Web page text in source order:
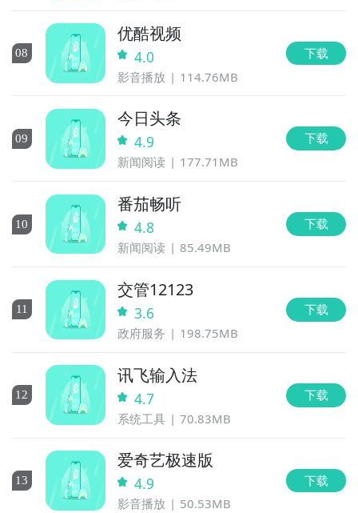
08
优酷视频
4.0
影音播放 114.76MB
下载
09
今日头条
4.9
新闻阅读 177.71MB
下载
10
番茄畅听
4.8
新闻阅读 85.49MB
下载
11
交管12123
3.6
政府服务 198.75MB
下载
12
讯飞输入法
4.7
系统工具 70.83MB
下载
13
爱奇艺极速版
4.9
影音播放 50.53MB
下载